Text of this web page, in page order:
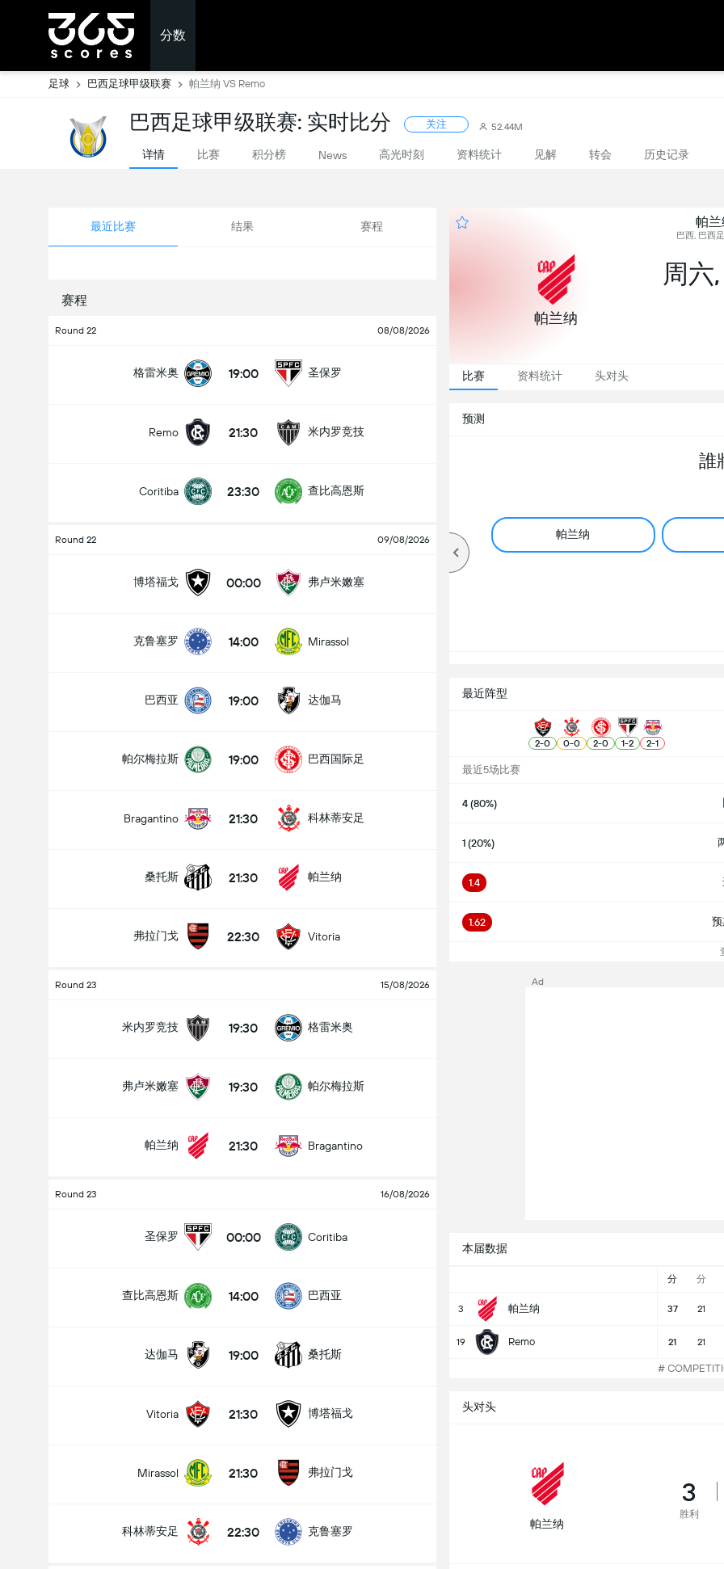
分数
足球 巴西足球甲级联赛 帕兰纳 VS Remo
巴西足球甲级联赛: 实时比分 关注 52.44M
详情 比赛 积分榜 News 高光时刻 资料统计 见解 转会 历史记录
最近比赛 结果 赛程
赛程
Round 22 08/08/2026
格雷米奥 19:00 圣保罗
Remo 21:30 米内罗竞技
Coritiba 23:30 查比高恩斯
Round 22 09/08/2026
博塔福戈 00:00 弗卢米嫩塞
克鲁塞罗 14:00 Mirassol
巴西亚 19:00 达伽马
帕尔梅拉斯 19:00 巴西国际足
Bragantino 21:30 科林蒂安足
桑托斯 21:30 帕兰纳
弗拉门戈 22:30 Vitoria
Round 23 15/08/2026
米内罗竞技 19:30 格雷米奥
弗卢米嫩塞 19:30 帕尔梅拉斯
帕兰纳 21:30 Bragantino
Round 23 16/08/2026
圣保罗 00:00 Coritiba
查比高恩斯 14:00 巴西亚
达伽马 19:00 桑托斯
Vitoria 21:30 博塔福戈
Mirassol 21:30 弗拉门戈
科林蒂安足 22:30 克鲁塞罗
帕兰
巴西, 巴西
帕兰纳
周六,
比赛 资料统计 头对头
预测
誰
帕兰纳
低于
最近阵型
2-0 0-0 2-0 1-2 2-1
最近5场比赛
4 (80%)
1 (20%)
1.4
1.62
本届数据
分 分
3 帕兰纳 37 21
19 Remo 21 21
#
头对头
帕兰纳
3
胜利
Ad